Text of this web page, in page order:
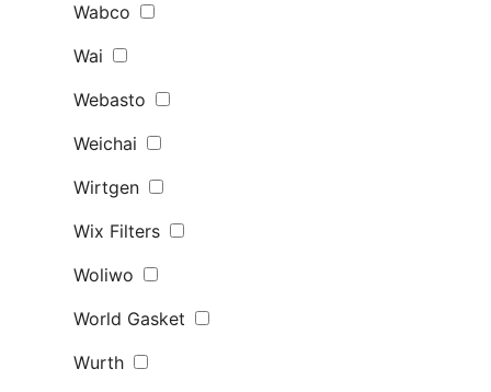
Wabco
Wai
Webasto
Weichai
Wirtgen
Wix Filters
Woliwo
World Gasket
Wurth